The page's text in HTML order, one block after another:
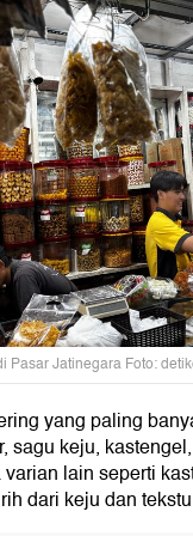
Pasar Jatinegara Foto:
yang paling
sagu keju,
lain seperti
dari keju dan